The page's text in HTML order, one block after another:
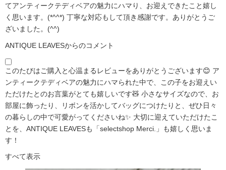
てアンティークテディベアの魅力にハマり、お迎えできたこと嬉し
く思います。(*^^*) 丁寧な対応もして頂き感謝です。ありがとうご
ざいました。(^^)
ANTIQUE LEAVESからのコメント
このたびはご購入と心温まるレビューをありがとうございます😊 ア
ンティークテディベアの魅力にハマられた中で、この子をお迎えい
ただけたとのお言葉がとても嬉しいです🧸 小さなサイズなので、お
部屋に飾ったり、リボンを活かしてバッグにつけたりと、ぜひ日々
の暮らしの中で可愛がってくださいね✨ 大切に迎えていただけたこ
とを、ANTIQUE LEAVESも「selectshop Merci.」も嬉しく思いま
す！
すべて表示